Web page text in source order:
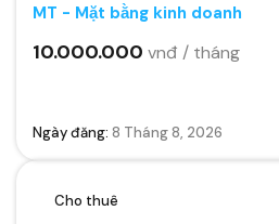
MT - Mặt bằng kinh doanh
10.000.000 vnđ / tháng
Ngày đăng: 8 Tháng 8, 2026
Cho thuê